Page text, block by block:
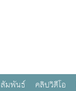
มพันธ์ คลิปวิดีโอ